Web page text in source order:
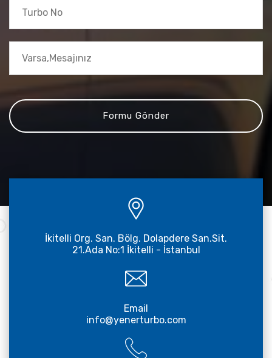
İkitelli Org. San. Bölg. Dolapdere San.Sit.
21.Ada No:1 İkitelli - İstanbul
Email
info@yenerturbo.com